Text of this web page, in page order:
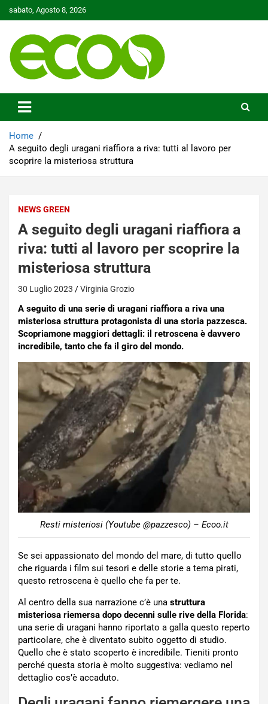
to
sabato, Agosto 8, 2026
Ecoo.it
Home
A seguito degli uragani riaffiora a riva: tutti al lavoro per
scoprire la misteriosa struttura
NEWS GREEN
A seguito degli uragani riaffiora a
riva: tutti al lavoro per scoprire la
misteriosa struttura
30 Luglio 2023 Virginia Grozio
A seguito di una serie di uragani riaffiora a riva una
misteriosa struttura protagonista di una storia pazzesca.
Scopriamone maggiori dettagli: il retroscena è davvero
incredibile, tanto che fa il giro del mondo.
Resti misteriosi (Youtube @pazzesco) – Ecoo.it
Se sei appassionato del mondo del mare, di tutto quello
che riguarda i film sui tesori e delle storie a tema pirati,
questo retroscena è quello che fa per te.
Al centro della sua narrazione c’è una struttura
misteriosa riemersa dopo decenni sulle rive della Florida:
una serie di uragani hanno riportato a galla questo reperto
particolare, che è diventato subito oggetto di studio.
Quello che è stato scoperto è incredibile. Tieniti pronto
perché questa storia è molto suggestiva: vediamo nel
dettaglio cos’è accaduto.